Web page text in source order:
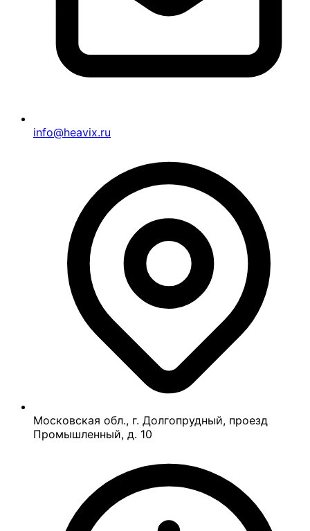
info@heavix.ru
Московская обл., г. Долгопрудный, проезд
Промышленный, д. 10